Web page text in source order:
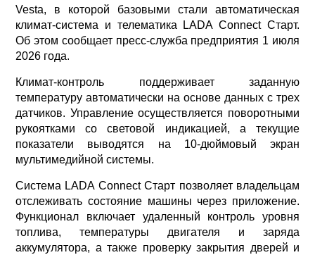
Vesta, в которой базовыми стали автоматическая
климат-система и телематика LADA Connect Старт.
Об этом сообщает пресс-служба предприятия 1 июля
2026 года.
Климат-контроль поддерживает заданную
температуру автоматически на основе данных с трех
датчиков. Управление осуществляется поворотными
рукоятками со световой индикацией, а текущие
показатели выводятся на 10-дюймовый экран
мультимедийной системы.
Система LADA Connect Старт позволяет владельцам
отслеживать состояние машины через приложение.
Функционал включает удаленный контроль уровня
топлива, температуры двигателя и заряда
аккумулятора, а также проверку закрытия дверей и